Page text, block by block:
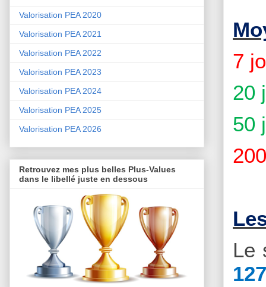
7
20
50
Le
Valorisation PEA 2020
Valorisation PEA 2021
Valorisation PEA 2022
Valorisation PEA 2023
Valorisation PEA 2024
Valorisation PEA 2025
Valorisation PEA 2026
Retrouvez mes plus belles Plus-Values
dans le libellé juste en dessous